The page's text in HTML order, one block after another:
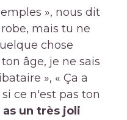
», nous dit
mais tu ne
chose
âge, je ne sais
», « Ça a
ce n'est pas ton
as un très joli